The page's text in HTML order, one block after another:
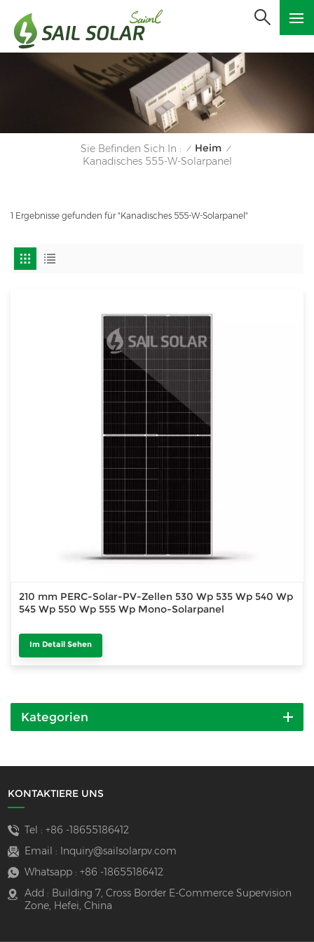
Sie Befinden Sich In : / Heim /
Kanadisches 555-W-Solarpanel
1 Ergebnisse gefunden für "Kanadisches 555-W-Solarpanel"
210 mm PERC-Solar-PV-Zellen 530 Wp 535 Wp 540 Wp
545 Wp 550 Wp 555 Wp Mono-Solarpanel
Im Detail Sehen
Kategorien
KONTAKTIERE UNS
Tel : +86 -18655186412
Email :
Inquiry@sailsolarpv.com
Whatsapp : +86 -18655186412
Add : Building 7, Cross Border E-Commerce Supervision
Zone, Hefei, China